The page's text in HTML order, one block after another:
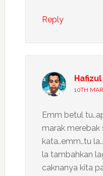
Reply
Hafizul
10TH
Emm betul
marak merebak
kata..emm..tu
la tambahkan
caknanya kita